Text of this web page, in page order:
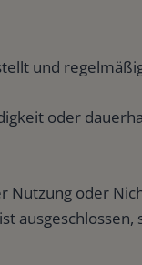
und
oder
Nutzung oder
ausgeschlossen,